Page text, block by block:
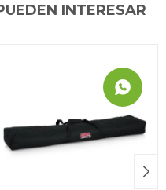
INTERESAR